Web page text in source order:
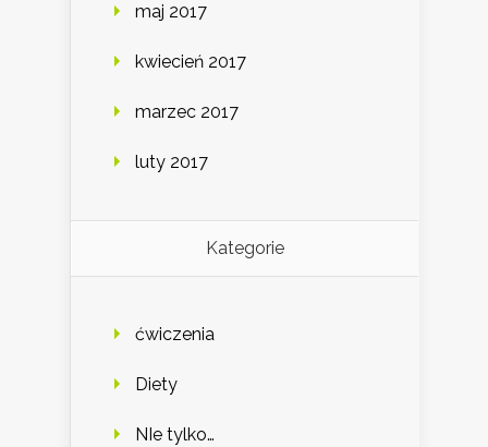
maj 2017
kwiecień 2017
marzec 2017
luty 2017
Kategorie
ćwiczenia
Diety
NIe tylko…